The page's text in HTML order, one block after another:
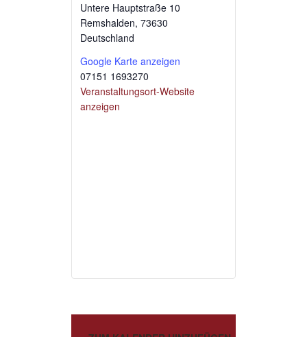
Untere Hauptstraße 10
Remshalden, 73630
Deutschland
Google Karte anzeigen
07151 1693270
Veranstaltungsort-Website
anzeigen